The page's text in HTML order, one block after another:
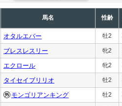
馬名 性齢
オタルエバー 牡2
ブレスレスリー 牝2
エクロール 牝2
タイセイブリリオ 牡2
モンゴリアンキング 牡2